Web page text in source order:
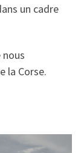
un cadre
nous
la Corse.